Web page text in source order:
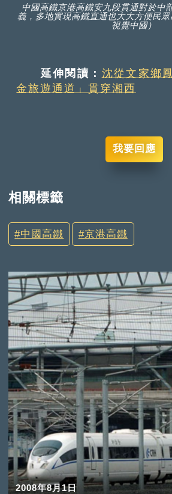
中國高鐵京港高鐵安九段貫通對於中
義，多地實現高鐵直通也大大方便民眾
視覺中國）
延伸閱讀： 沈從文家鄉
金旅遊通道」貫穿湘西
我要回應
相關標籤
中國高鐵 京港高鐵
2008年8月1日